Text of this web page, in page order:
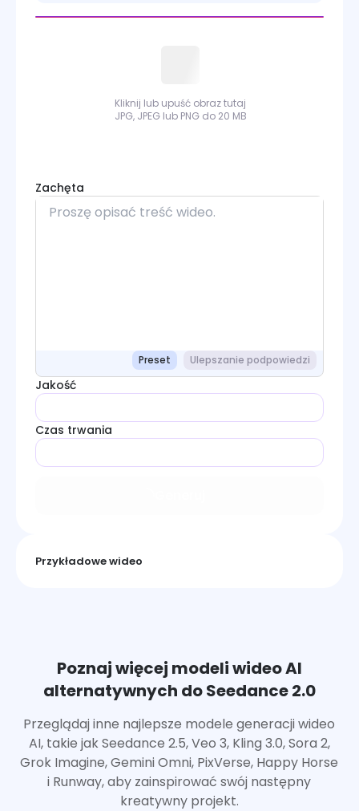
PixVerse
Runway
Kliknij lub upuść obraz tutaj
JPG, JPEG lub PNG do 20 MB
Zachęta
Preset Ulepszanie podpowiedzi
Jakość
Czas trwania
Przykładowe wideo
Poznaj więcej modeli wideo AI
alternatywnych do Seedance 2.0
Przeglądaj inne najlepsze modele generacji wideo
AI, takie jak Seedance 2.5, Veo 3, Kling 3.0, Sora 2,
Grok Imagine, Gemini Omni, PixVerse, Happy Horse
i Runway, aby zainspirować swój następny
kreatywny projekt.